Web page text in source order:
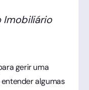
Imobiliário
gerir uma
algumas